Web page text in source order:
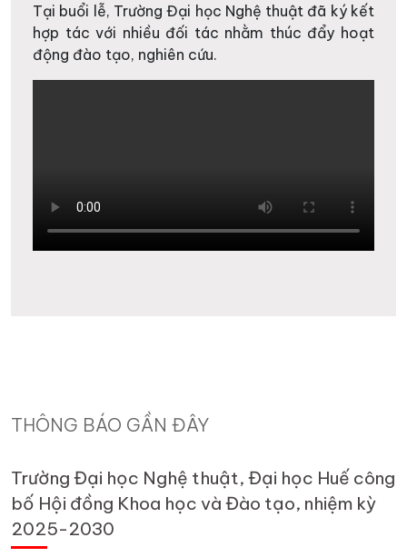
Tại buổi lễ, Trường Đại học Nghệ thuật đã ký kết
hợp tác với nhiều đối tác nhằm thúc đẩy hoạt
động đào tạo, nghiên cứu.
THÔNG BÁO GẦN ĐÂY
Trường Đại học Nghệ thuật, Đại học Huế công
bố Hội đồng Khoa học và Đào tạo, nhiệm kỳ
2025-2030